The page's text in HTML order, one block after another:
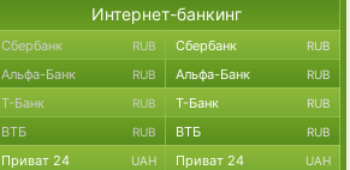
Интернет-банкинг
Сбербанк RUB Сбербанк RUB
Альфа-Банк RUB Альфа-Банк RUB
Т-Банк RUB Т-Банк RUB
ВТБ RUB ВТБ RUB
Приват 24 UAH Приват 24 UAH